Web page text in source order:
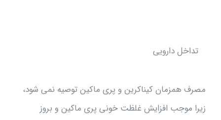
تداخل دارویی
مصرف همزمان کیناکرین و پری ماکین توصیه نمی شود،
زیرا موجب افزایش غلظت خونی پری ماکین و بروز